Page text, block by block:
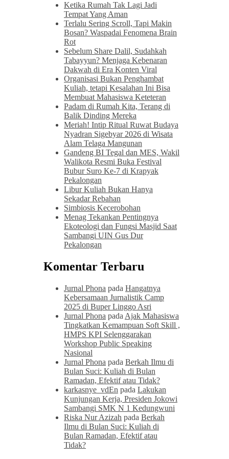
Ketika Rumah Tak Lagi Jadi
Tempat Yang Aman
Terlalu Sering Scroll, Tapi Makin
Bosan? Waspadai Fenomena Brain
Rot
Sebelum Share Dalil, Sudahkah
Tabayyun? Menjaga Kebenaran
Dakwah di Era Konten Viral
Organisasi Bukan Penghambat
Kuliah, tetapi Kesalahan Ini Bisa
Membuat Mahasiswa Keteteran
Padam di Rumah Kita, Terang di
Balik Dinding Mereka
Meriah! Intip Ritual Ruwat Budaya
Nyadran Sigebyar 2026 di Wisata
Alam Telaga Mangunan
Gandeng BI Tegal dan MES, Wakil
Walikota Resmi Buka Festival
Bubur Suro Ke-7 di Krapyak
Pekalongan
Libur Kuliah Bukan Hanya
Sekadar Rebahan
Simbiosis Kecerobohan
Menag Tekankan Pentingnya
Ekoteologi dan Fungsi Masjid Saat
Sambangi UIN Gus Dur
Pekalongan
Komentar Terbaru
Jurnal Phona pada Hangatnya
Kebersamaan Jurnalistik Camp
2025 di Buper Linggo Asri
Jurnal Phona pada Ajak Mahasiswa
Tingkatkan Kemampuan Soft Skill ,
HMPS KPI Selenggarakan
Workshop Public Speaking
Nasional
Jurnal Phona pada Berkah Ilmu di
Bulan Suci: Kuliah di Bulan
Ramadan, Efektif atau Tidak?
karkasnye_vdEn pada Lakukan
Kunjungan Kerja, Presiden Jokowi
Sambangi SMK N 1 Kedungwuni
Riska Nur Azizah pada Berkah
Ilmu di Bulan Suci: Kuliah di
Bulan Ramadan, Efektif atau
Tidak?